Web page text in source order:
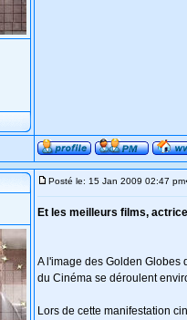
Posté le: 15 Jan 2009 02:47 pm
Et les meilleurs films,
A l'image des Golden Globes
du Cinéma se déroulent
Lors de cette manifestation